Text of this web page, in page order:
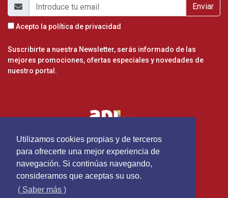
Utilizamos cookies propias y de terceros
para ofrecerte una mejor experiencia de
navegación. Si continúas navegando,
consideramos que aceptas su uso.
( Saber más )
Enviar
Acepto la política de privacidad
Suscribirte a nuestra Newsletter, serás informado de las
mejores promociones, ofertas especiales y novedades de
nuestro portal.